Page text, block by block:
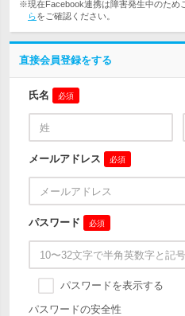
※現在Facebook連携は障害発生中のため
らをご確認ください。
直接会員登録をする
氏名 必須
メールアドレス 必須
パスワード 必須
パスワードを表示する
パスワードの安全性